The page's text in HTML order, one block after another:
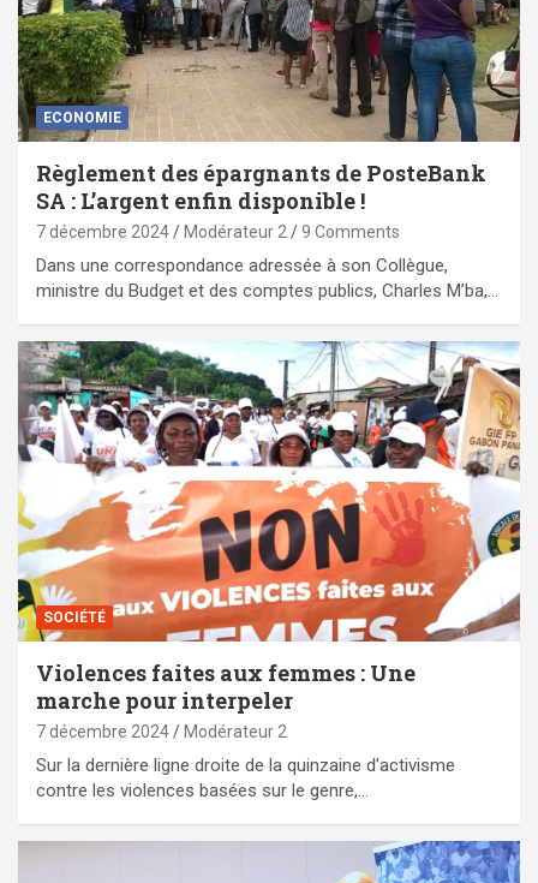
ECONOMIE
Règlement des épargnants de PosteBank
SA : L’argent enfin disponible !
7 décembre 2024 Modérateur 2 9 Comments
Dans une correspondance adressée à son Collègue,
ministre du Budget et des comptes publics, Charles M’ba,…
SOCIÉTÉ
Violences faites aux femmes : Une
marche pour interpeler
7 décembre 2024 Modérateur 2
Sur la dernière ligne droite de la quinzaine d’activisme
contre les violences basées sur le genre,…